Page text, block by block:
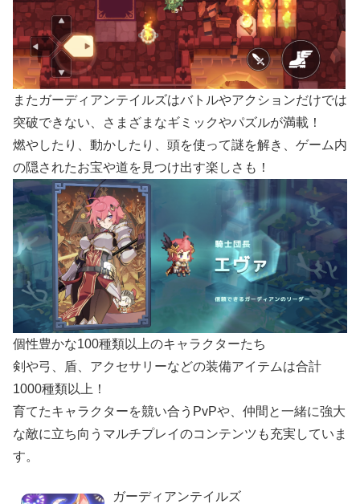
またガーディアンテイルズはバトルやアクションだけでは
突破できない、さまざまなギミックやパズルが満載！
燃やしたり、動かしたり、頭を使って謎を解き、ゲーム内
の隠されたお宝や道を見つけ出す楽しさも！
個性豊かな100種類以上のキャラクターたち
剣や弓、盾、アクセサリーなどの装備アイテムは合計
1000種類以上！
育てたキャラクターを競い合うPvPや、仲間と一緒に強大
な敵に立ち向うマルチプレイのコンテンツも充実していま
す。
ガーディアンテイルズ